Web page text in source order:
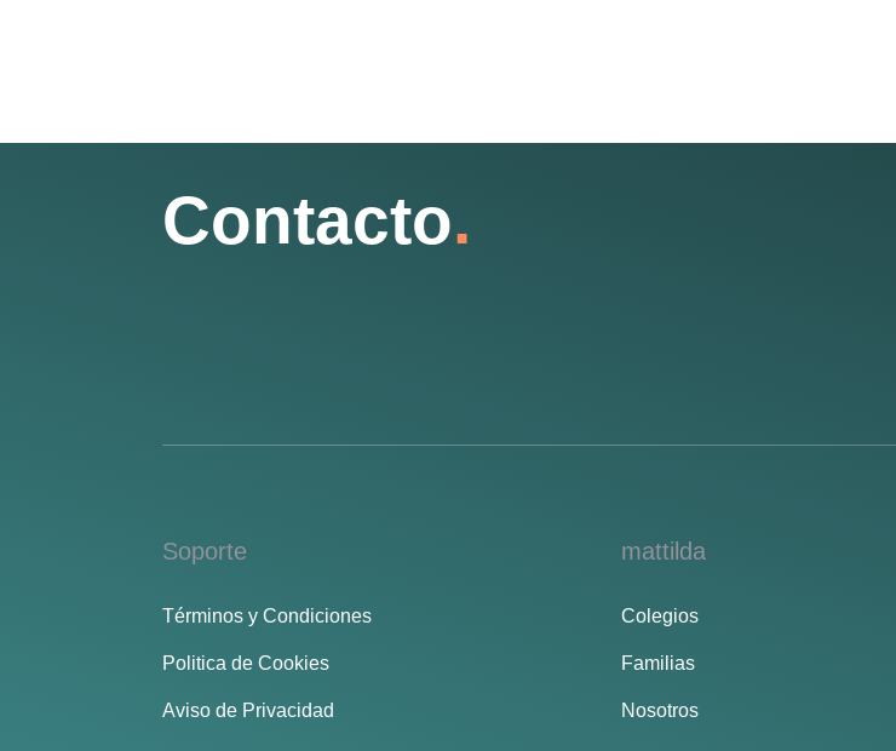
Contacto.
Soporte
Términos y Condiciones
Politica de Cookies
Aviso de Privacidad
mattilda
Colegios
Familias
Nosotros